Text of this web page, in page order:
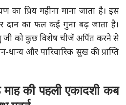
का प्रिय महीना माना जाता है। इस
दान का फल कई गुना बढ़ जाता है।
जी को कुछ विशेष चीजें अर्पित करने से
और पारिवारिक सुख की प्राप्ति
की पहली एकादशी कब